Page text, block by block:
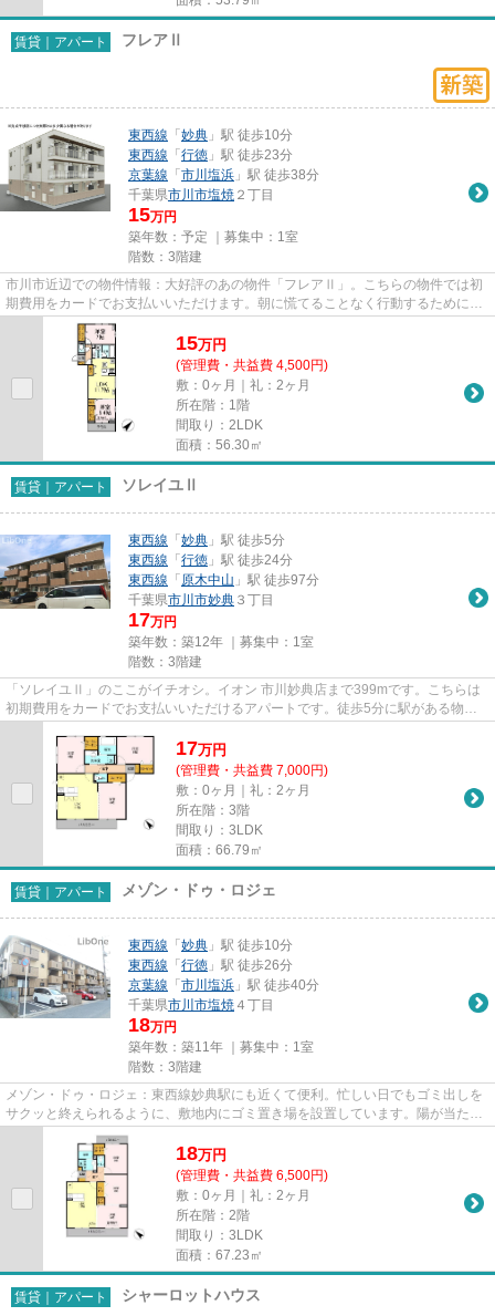
賃貸｜アパート フレアⅡ
東西線 「 妙典 」駅 徒歩10分
東西線 「 行徳 」駅 徒歩23分
京葉線 「 市川塩浜 」駅 徒歩38分
千葉県市川市塩焼 ２丁目
15万円
築年数：予定 ｜募集中： 1室
階数：3階建
市川市近辺での物件情報：大好評のあの物件「フレアⅡ」。こちらの物件では初
期費用をカードでお支払いいただけます。朝に慌てることなく行動するために駅
から徒歩10分の駅近物件はいか...
15万円
(管理費・共益費 4,500円)
敷：0ヶ月｜礼：2ヶ月
所在階：1階
間取り：2LDK
面積：56.30㎡
賃貸｜アパート ソレイユⅡ
東西線 「 妙典 」駅 徒歩5分
東西線 「 行徳 」駅 徒歩24分
東西線 「 原木中山 」駅 徒歩97分
千葉県市川市妙典 ３丁目
17万円
築年数：築12年 ｜募集中： 1室
階数：3階建
「ソレイユⅡ」のここがイチオシ。イオン 市川妙典店まで399mです。こちらは
初期費用をカードでお支払いいただけるアパートです。徒歩5分に駅がある物件
17万円
(管理費・共益費 7,000円)
敷：0ヶ月｜礼：2ヶ月
所在階：3階
間取り：3LDK
面積：66.79㎡
賃貸｜アパート メゾン・ドゥ・ロジェ
東西線 「 妙典 」駅 徒歩10分
東西線 「 行徳 」駅 徒歩26分
京葉線 「 市川塩浜 」駅 徒歩40分
千葉県市川市塩焼 ４丁目
18万円
築年数：築11年 ｜募集中： 1室
階数：3階建
メゾン・ドゥ・ロジェ：東西線妙典駅にも近くて便利。忙しい日でもゴミ出しを
サクッと終えられるように、敷地内にゴミ置き場を設置しています。陽が当たる
物件は湿気も少なく健康な毎...
18万円
(管理費・共益費 6,500円)
敷：0ヶ月｜礼：2ヶ月
所在階：2階
間取り：3LDK
面積：67.23㎡
賃貸｜アパート シャーロットハウス